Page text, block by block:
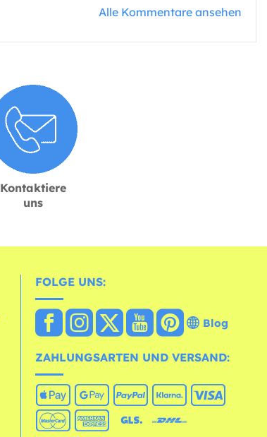
Alle Kommentare ansehen
Kontaktiere
uns
FOLGE UNS:
Blog
ZAHLUNGSARTEN UND VERSAND: